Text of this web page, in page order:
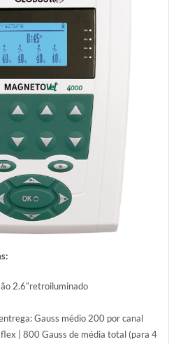
2.6″retroiluminado
Gauss médio 200 por canal
| 800 Gauss de média total (para 4